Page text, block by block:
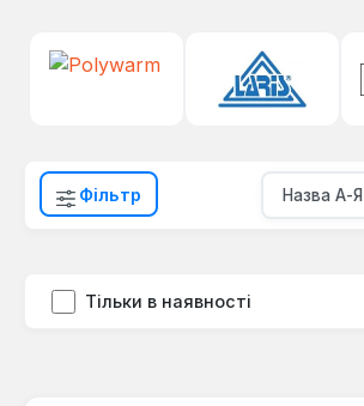
Фільтр
Тільки в наявності